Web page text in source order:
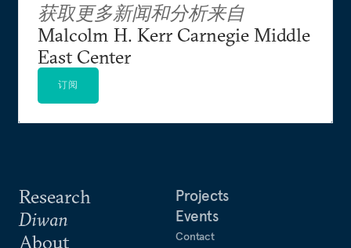
Research
Diwan
About
Projects
Events
Contact
获取更多新闻和分析来自
Malcolm H. Kerr Carnegie Middle
East Center
订阅